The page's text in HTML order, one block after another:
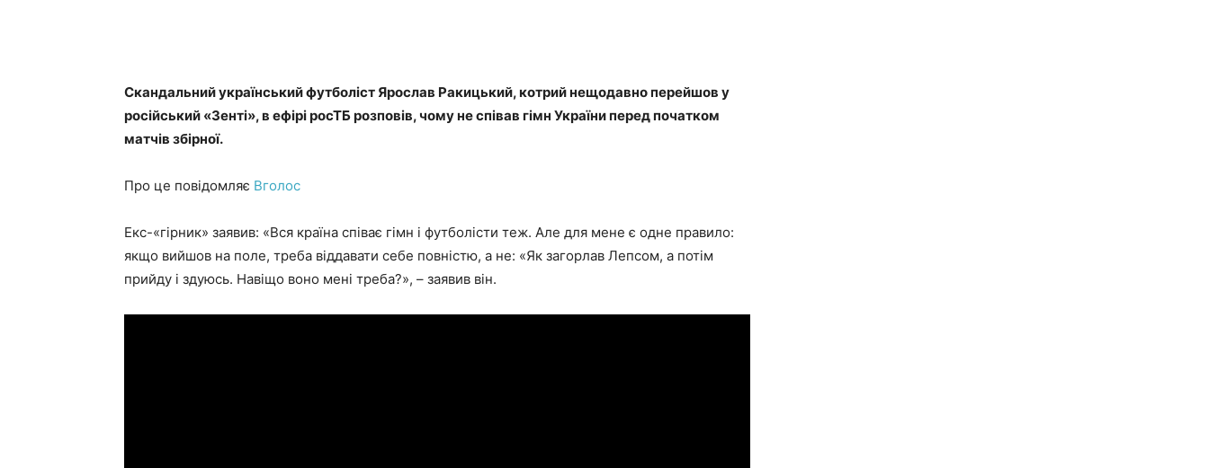
Скандальний український футболіст Ярослав Ракицький, котрий нещодавно перейшов у
російський «Зенті», в ефірі росТБ розповів, чому не співав гімн України перед початком
матчів збірної.
Про це повідомляє Вголос
Екс-«гірник» заявив: «Вся країна співає гімн і футболісти теж. Але для мене є одне правило:
якщо вийшов на поле, треба віддавати себе повністю, а не: «Як загорлав Лепсом, а потім
прийду і здуюсь. Навіщо воно мені треба?», – заявив він.